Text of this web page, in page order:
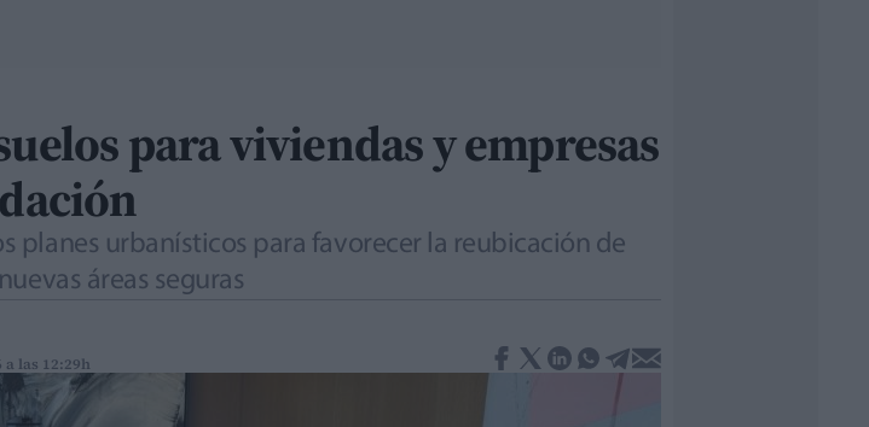
para viviendas y empresas
planes urbanísticos para favorecer la reubicación de
áreas seguras
las 12:29h